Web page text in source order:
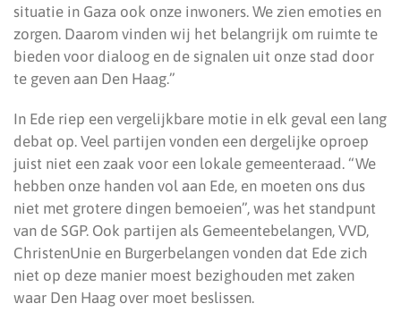
situatie in Gaza ook onze inwoners. We zien emoties en
zorgen. Daarom vinden wij het belangrijk om ruimte te
bieden voor dialoog en de signalen uit onze stad door
te geven aan Den Haag.”
In Ede riep een vergelijkbare motie in elk geval een lang
debat op. Veel partijen vonden een dergelijke oproep
juist niet een zaak voor een lokale gemeenteraad. “We
hebben onze handen vol aan Ede, en moeten ons dus
niet met grotere dingen bemoeien”, was het standpunt
van de SGP. Ook partijen als Gemeentebelangen, VVD,
ChristenUnie en Burgerbelangen vonden dat Ede zich
niet op deze manier moest bezighouden met zaken
waar Den Haag over moet beslissen.